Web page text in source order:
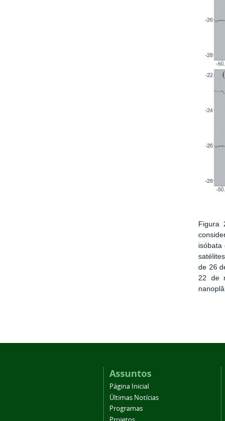
Figura
isóbata
de 26
22 de
Assuntos
Página Inicial
Últimas Notícias
Programas